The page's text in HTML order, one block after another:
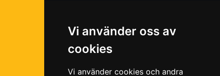
Vi använder oss av
cookies
Vi använder cookies och andra
Ramavtal